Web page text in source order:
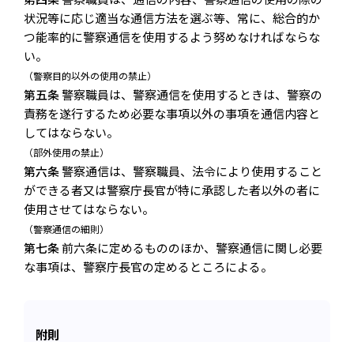
状況等に応じ適当な通信方法を選ぶ等、常に、総合的か
つ能率的に警察通信を使用するよう努めなければならな
い。
（警察目的以外の使用の禁止）
第五条警察職員は、警察通信を使用するときは、警察の
責務を遂行するため必要な事項以外の事項を通信内容と
してはならない。
（部外使用の禁止）
第六条警察通信は、警察職員、法令により使用すること
ができる者又は警察庁長官が特に承認した者以外の者に
使用させてはならない。
（警察通信の細則）
第七条前六条に定めるもののほか、警察通信に関し必要
な事項は、警察庁長官の定めるところによる。
附則